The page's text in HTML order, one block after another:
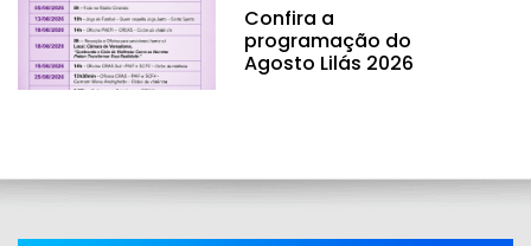
Confira a
programação do
Agosto Lilás 2026